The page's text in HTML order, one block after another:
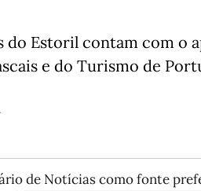
do Estoril contam com o
e do Turismo de
de Notícias como fonte